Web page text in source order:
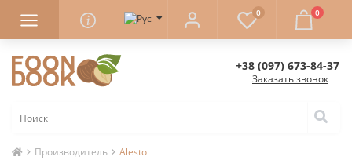
0 0
+38 (097) 673-84-37
Заказать звонок
Производитель Alesto